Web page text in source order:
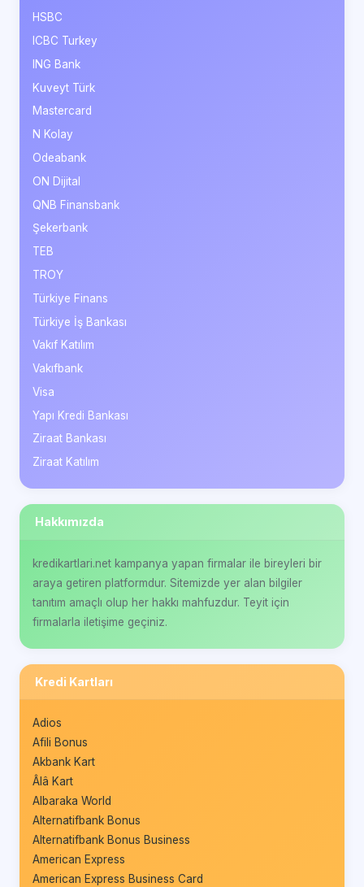
HSBC
ICBC Turkey
ING Bank
Kuveyt Türk
Mastercard
N Kolay
Odeabank
ON Dijital
QNB Finansbank
Şekerbank
TEB
TROY
Türkiye Finans
Türkiye İş Bankası
Vakıf Katılım
Vakıfbank
Visa
Yapı Kredi Bankası
Ziraat Bankası
Ziraat Katılım
Hakkımızda
kredikartlari.net kampanya yapan firmalar ile bireyleri bir
araya getiren platformdur. Sitemizde yer alan bilgiler
tanıtım amaçlı olup her hakkı mahfuzdur. Teyit için
firmalarla iletişime geçiniz.
Kredi Kartları
Adios
Afili Bonus
Akbank Kart
Âlâ Kart
Albaraka World
Alternatifbank Bonus
Alternatifbank Bonus Business
American Express
American Express Business Card